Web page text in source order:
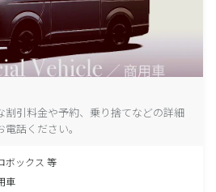
割引料金や予約、乗り捨てなどの詳細
話ください。
ボックス 等
車